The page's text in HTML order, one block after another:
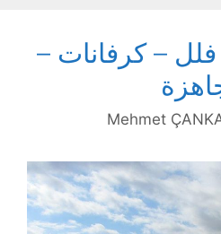
– كرفانات –
Mehmet